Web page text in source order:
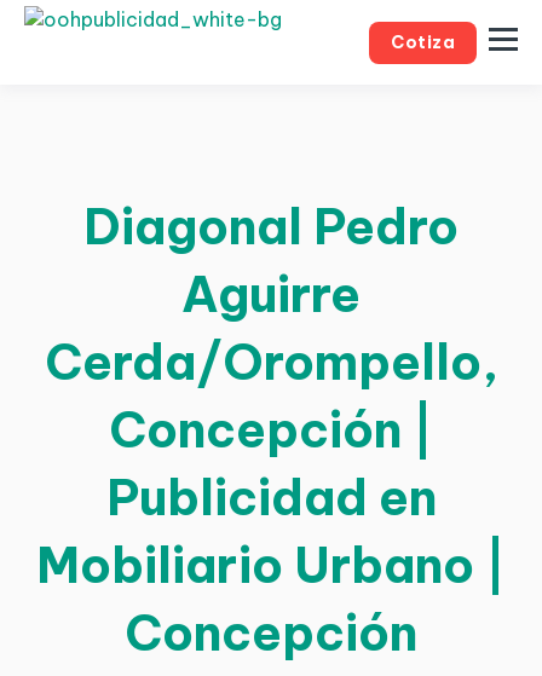
Cotiza
Diagonal Pedro
Aguirre
Cerda/Orompello,
Concepción |
Publicidad en
Mobiliario Urbano |
Concepción